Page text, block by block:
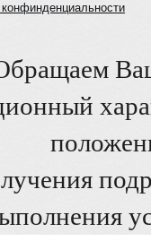
конфинденциальности